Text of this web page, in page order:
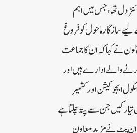
تھا، جس میں اہم
سازگار ماحول کو فروغ
نے کہا کہ ان کا جماعت
کرنے والے ادارے ہیں اور
ہیں، جو کہ بورڈ آف اسکول ایجوکیشن اور کشمیر
کیں جن سے پتہ چلتا ہے
پٹ نے مزید معاون